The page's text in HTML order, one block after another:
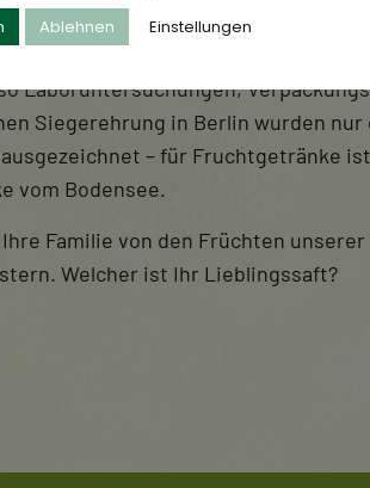
steht für wissenschaftlich
Zu den
Laboruntersuchungen,
Siegerehrung in Berlin wurden nur
– für Fruchtgetränke
vom Bodensee.
Familie von den Früchten unserer
Welcher ist Ihr Lieblingssaft?
Ablehnen Einstellungen